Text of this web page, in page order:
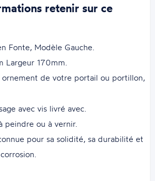
retenir sur ce
Fonte, Modèle Gauche.
Largeur 170mm.
ornement de votre portail ou portillon,
avec vis livré avec.
peindre ou à vernir.
pour sa solidité, sa durabilité et